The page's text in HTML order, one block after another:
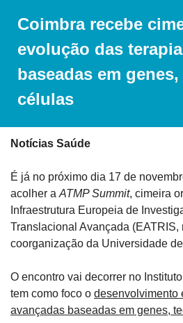
Coimbra recebe
evolução das
baseadas em
células
Notícias Saúde
É já no próximo dia 17 de
acolher a ATMP Summit, cimeira
Infraestrutura Europeia de
Translacional Avançada
coorganização da Universidade
O encontro vai decorrer no
tem como foco o desenvolvimento
avançadas baseadas em genes,